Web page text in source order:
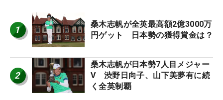
1
桑木志帆が全英最高額2億3000万
円ゲット 日本勢の獲得賞金は？
2
桑木志帆が日本勢7人目メジャー
V 渋野日向子、山下美夢有に続
く全英制覇